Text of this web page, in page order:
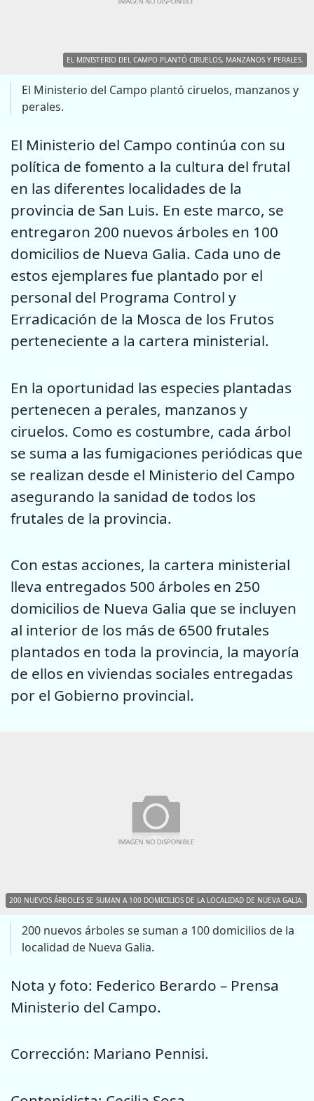
EL MINISTERIO DEL CAMPO PLANTÓ CIRUELOS, MANZANOS Y PERALES.
El Ministerio del Campo plantó ciruelos, manzanos y
perales.
El Ministerio del Campo continúa con su
política de fomento a la cultura del frutal
en las diferentes localidades de la
provincia de San Luis. En este marco, se
entregaron 200 nuevos árboles en 100
domicilios de Nueva Galia. Cada uno de
estos ejemplares fue plantado por el
personal del Programa Control y
Erradicación de la Mosca de los Frutos
perteneciente a la cartera ministerial.
En la oportunidad las especies plantadas
pertenecen a perales, manzanos y
ciruelos. Como es costumbre, cada árbol
se suma a las fumigaciones periódicas que
se realizan desde el Ministerio del Campo
asegurando la sanidad de todos los
frutales de la provincia.
Con estas acciones, la cartera ministerial
lleva entregados 500 árboles en 250
domicilios de Nueva Galia que se incluyen
al interior de los más de 6500 frutales
plantados en toda la provincia, la mayoría
de ellos en viviendas sociales entregadas
por el Gobierno provincial.
200 NUEVOS ÁRBOLES SE SUMAN A 100 DOMICILIOS DE LA LOCALIDAD DE NUEVA GALIA.
200 nuevos árboles se suman a 100 domicilios de la
localidad de Nueva Galia.
Nota y foto: Federico Berardo – Prensa
Ministerio del Campo.
Corrección: Mariano Pennisi.